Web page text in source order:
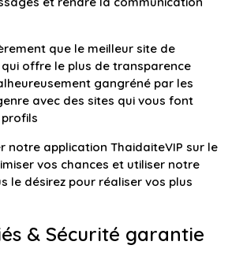
que le meilleur site de
offre le plus de transparence
gangréné par les
avec des sites qui vous font
notre application ThaidaiteVIP sur le
vos chances et utiliser notre
le désirez pour réaliser vos plus
& Sécurité garantie